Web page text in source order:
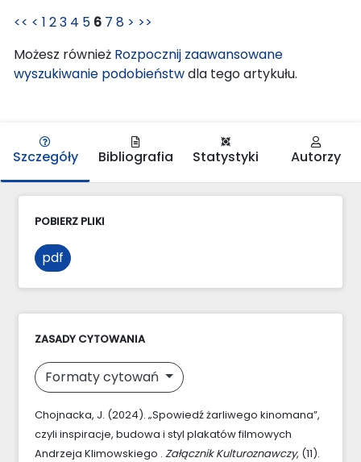
<< < 1 23 4 5 6 7 8 > >>
Możesz również Rozpocznij zaawansowane
wyszukiwanie podobieństwdla tego artykułu.
Szczegóły Bibliografia Statystyki Autorzy
POBIERZ PLIKI
pdf
ZASADY CYTOWANIA
Formaty cytowań
Chojnacka, J. (2024). „Spowiedź żarliwego kinomana”,
czyli inspiracje, budowa i styl plakatów filmowych
Andrzeja Klimowskiego . Załącznik Kulturoznawczy, (11).